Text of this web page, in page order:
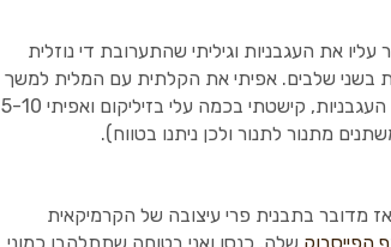
את העגבניות וגיליתי שהתערובת די נוזלית
בשני שלבים. אפיתי את הקלתית עם המלית למשך
15-20 דקות עד שהמלית מתייצבת ואז הוספתי את העגבניות, קישטתי בכמה עלי בזיליקום ואפיתי 5-10
מתנור לתנור ולכן ניתנו בטווח).
בתבנית פרי עיצובה של הקרמיקאית